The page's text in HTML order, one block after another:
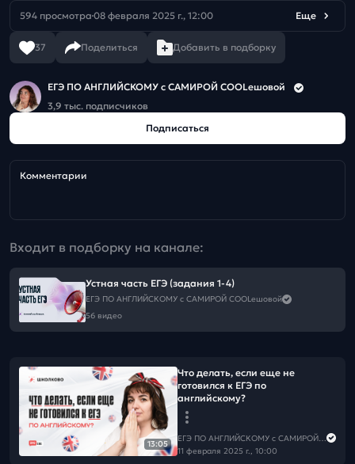
594 просмотра 08 февраля 2025 г., 12:00 Еще
37 Поделиться Добавить в подборку
ЕГЭ ПО АНГЛИЙСКОМУ с САМИРОЙ COOLешовой
3,9 тыс. подписчиков
Подписаться
Комментарии
Входит в подборку на канале:
Устная часть ЕГЭ (задания 1-4)
ЕГЭ ПО АНГЛИЙСКОМУ с САМИРОЙ COOLешовой
56 видео
13:05
Что делать, если еще не
готовился к ЕГЭ по
английскому?
ЕГЭ ПО АНГЛИЙСКОМУ с САМИРОЙ COOLешовой
11 февраля 2025 г., 10:00